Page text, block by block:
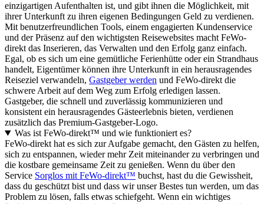
einzigartigen Aufenthalten ist, und gibt ihnen die Möglichkeit, mit
ihrer Unterkunft zu ihren eigenen Bedingungen Geld zu verdienen.
Mit benutzerfreundlichen Tools, einem engagierten Kundenservice
und der Präsenz auf den wichtigsten Reisewebsites macht FeWo-
direkt das Inserieren, das Verwalten und den Erfolg ganz einfach.
Egal, ob es sich um eine gemütliche Ferienhütte oder ein Strandhaus
handelt, Eigentümer können ihre Unterkunft in ein herausragendes
Reiseziel verwandeln, Gastgeber werden und FeWo-direkt die
schwere Arbeit auf dem Weg zum Erfolg erledigen lassen.
Gastgeber, die schnell und zuverlässig kommunizieren und
konsistent ein herausragendes Gästeerlebnis bieten, verdienen
zusätzlich das Premium-Gastgeber-Logo.
Was ist FeWo-direkt™ und wie funktioniert es?
FeWo-direkt hat es sich zur Aufgabe gemacht, den Gästen zu helfen,
sich zu entspannen, wieder mehr Zeit miteinander zu verbringen und
die kostbare gemeinsame Zeit zu genießen. Wenn du über den
Service Sorglos mit FeWo-direkt™ buchst, hast du die Gewissheit,
dass du geschützt bist und dass wir unser Bestes tun werden, um das
Problem zu lösen, falls etwas schiefgeht. Wenn ein wichtiges